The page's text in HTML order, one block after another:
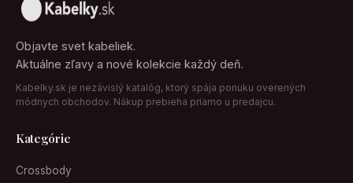
Objavte svet kabeliek.
Aktuálne zľavy a nové kolekcie každý deň.
Kabelky.sk je nezávislý katalóg, ktorý spája ponuku overených
módnych obchodov. Nákup prebieha priamo u predajcu.
Kategórie
Crossbody